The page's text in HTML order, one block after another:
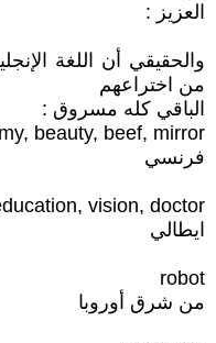
العزيز :
من اختراعهم
الباقي كله مسروق :
beauty, beef, mirror
فرنسي
vision, doctor
ايطالي
robot
من شرق أوروبا